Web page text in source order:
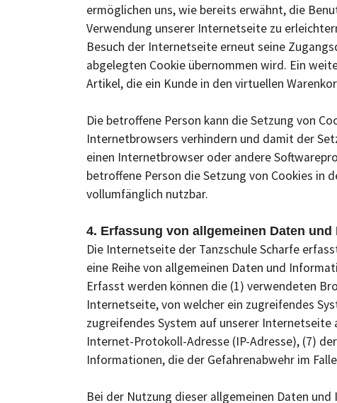
ermöglichen uns, wie bereits erwähnt, die
Verwendung unserer Internetseite zu
Besuch der Internetseite erneut seine
abgelegten Cookie übernommen wird. Ein
Artikel, die ein Kunde in den virtuellen
Die betroffene Person kann die Setzung von
Internetbrowsers verhindern und damit der
einen Internetbrowser oder andere
betroffene Person die Setzung von Cookies
vollumfänglich nutzbar.
4. Erfassung von allgemeinen Daten und
Die Internetseite der Tanzschule Scharfe
eine Reihe von allgemeinen Daten und
Erfasst werden können die (1) verwendeten
Internetseite, von welcher ein zugreifendes
zugreifendes System auf unserer
Internet-Protokoll-Adresse (IP-Adresse), (7)
Informationen, die der Gefahrenabwehr im
Bei der Nutzung dieser allgemeinen Daten